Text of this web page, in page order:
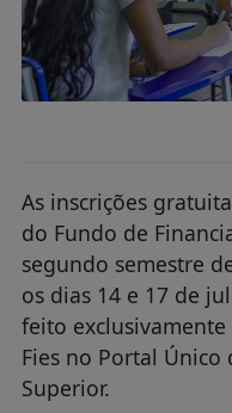
As inscrições
do Fundo de
segundo semestre
os dias 14 e 17 de
feito
Fies no Portal Único
Superior.